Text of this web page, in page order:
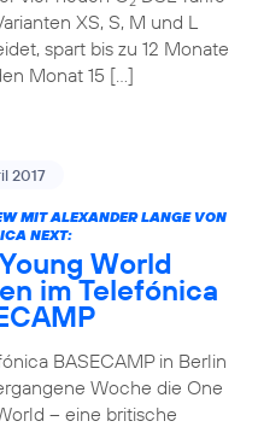
XS, S, M und L
spart bis zu 12 Monate
Monat 15 […]
2017
MIT ALEXANDER LANGE VON
NEXT:
World
im Telefónica
BASECAMP in Berlin
Woche die One
– eine britische